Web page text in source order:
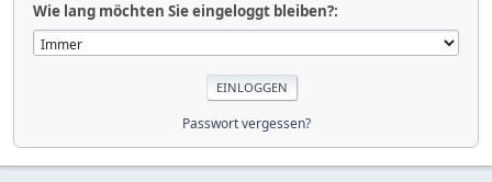
Wie lang möchten Sie eingeloggt bleiben?:
Passwort vergessen?